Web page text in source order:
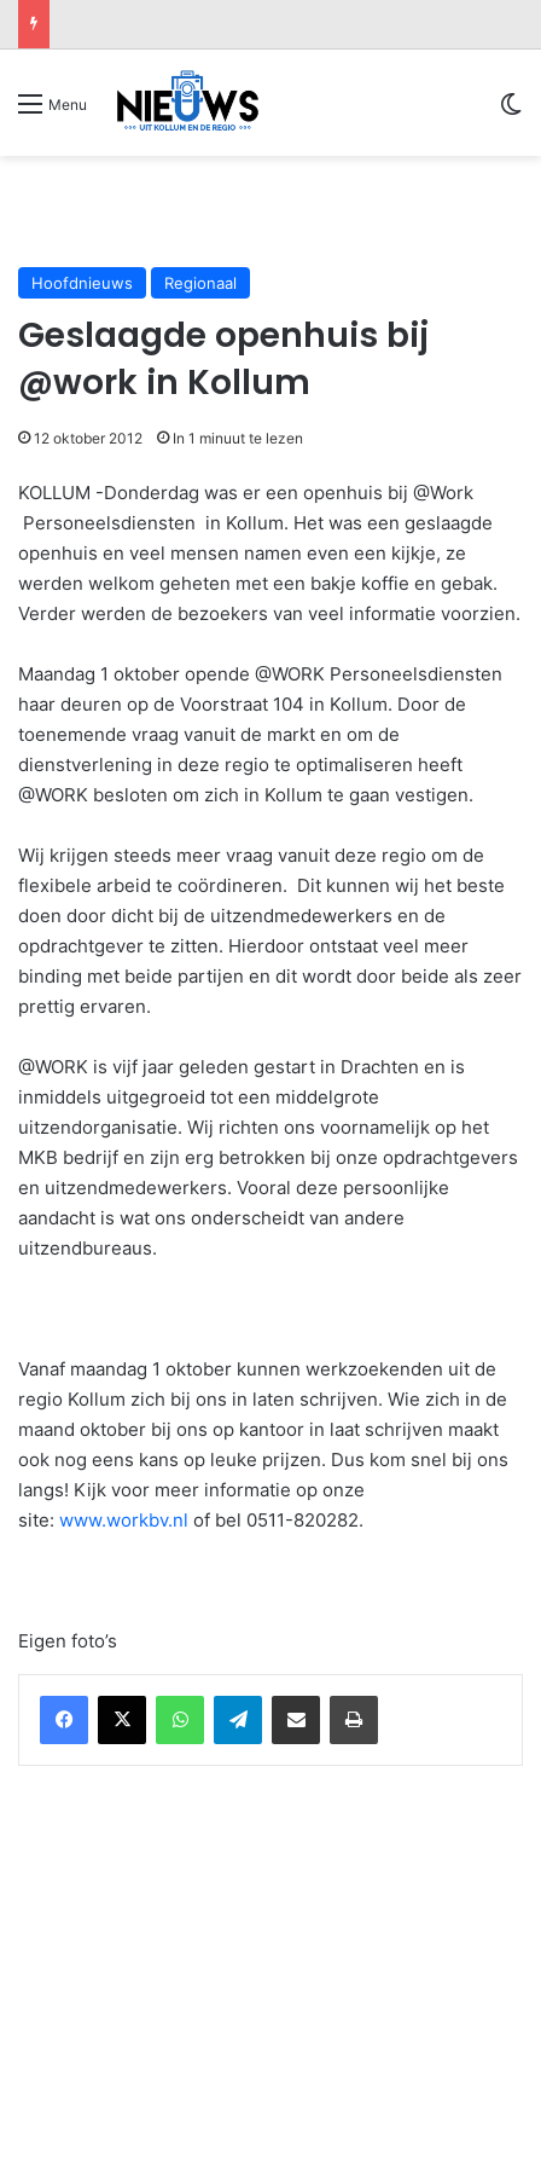
Menu
Hoofdnieuws Regionaal
Geslaagde openhuis bij
@work in Kollum
12 oktober 2012 In 1 minuut te lezen
KOLLUM -Donderdag was er een openhuis bij @Work
Personeelsdiensten in Kollum. Het was een geslaagde
openhuis en veel mensen namen even een kijkje, ze
werden welkom geheten met een bakje koffie en gebak.
Verder werden de bezoekers van veel informatie voorzien.
Maandag 1 oktober opende @WORK Personeelsdiensten
haar deuren op de Voorstraat 104 in Kollum. Door de
toenemende vraag vanuit de markt en om de
dienstverlening in deze regio te optimaliseren heeft
@WORK besloten om zich in Kollum te gaan vestigen.
Wij krijgen steeds meer vraag vanuit deze regio om de
flexibele arbeid te coördineren. Dit kunnen wij het beste
doen door dicht bij de uitzendmedewerkers en de
opdrachtgever te zitten. Hierdoor ontstaat veel meer
binding met beide partijen en dit wordt door beide als zeer
prettig ervaren.
@WORK is vijf jaar geleden gestart in Drachten en is
inmiddels uitgegroeid tot een middelgrote
uitzendorganisatie. Wij richten ons voornamelijk op het
MKB bedrijf en zijn erg betrokken bij onze opdrachtgevers
en uitzendmedewerkers. Vooral deze persoonlijke
aandacht is wat ons onderscheidt van andere
uitzendbureaus.
Vanaf maandag 1 oktober kunnen werkzoekenden uit de
regio Kollum zich bij ons in laten schrijven. Wie zich in de
maand oktober bij ons op kantoor in laat schrijven maakt
ook nog eens kans op leuke prijzen. Dus kom snel bij ons
langs! Kijk voor meer informatie op onze
site: www.workbv.nl of bel 0511-820282.
Eigen foto’s
WhatsAppTelegramDelen via Email Print